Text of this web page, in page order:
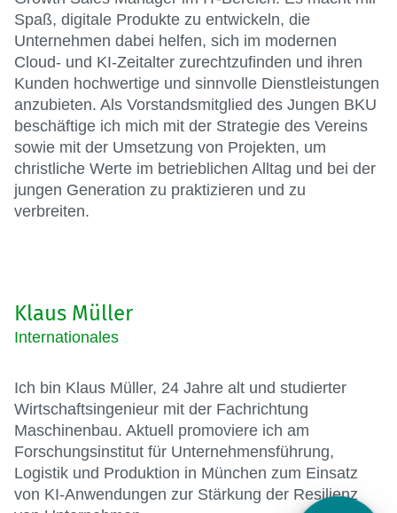
Spaß, digitale Produkte zu entwickeln, die
Unternehmen dabei helfen, sich im modernen
Cloud- und KI-Zeitalter zurechtzufinden und ihren
Kunden hochwertige und sinnvolle Dienstleistungen
anzubieten. Als Vorstandsmitglied des Jungen BKU
beschäftige ich mich mit der Strategie des Vereins
sowie mit der Umsetzung von Projekten, um
christliche Werte im betrieblichen Alltag und bei der
jungen Generation zu praktizieren und zu
verbreiten.
Klaus Müller
Internationales
Ich bin Klaus Müller, 24 Jahre alt und studierter
Wirtschaftsingenieur mit der Fachrichtung
Maschinenbau. Aktuell promoviere ich am
Forschungsinstitut für Unternehmensführung,
Logistik und Produktion in München zum Einsatz
von KI-Anwendungen zur Stärkung der Resilienz